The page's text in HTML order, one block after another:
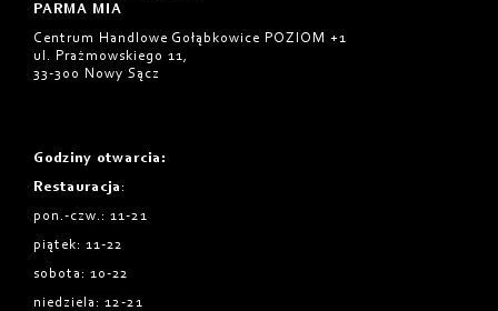
PARMA MIA
Centrum Handlowe Gołąbkowice POZIOM +1
ul. Prażmowskiego 11,
33-300 Nowy Sącz
Godziny otwarcia :
Restauracja :
pon.-czw.: 11-21
piątek: 11-22
sobota: 10-22
niedziela: 12-21